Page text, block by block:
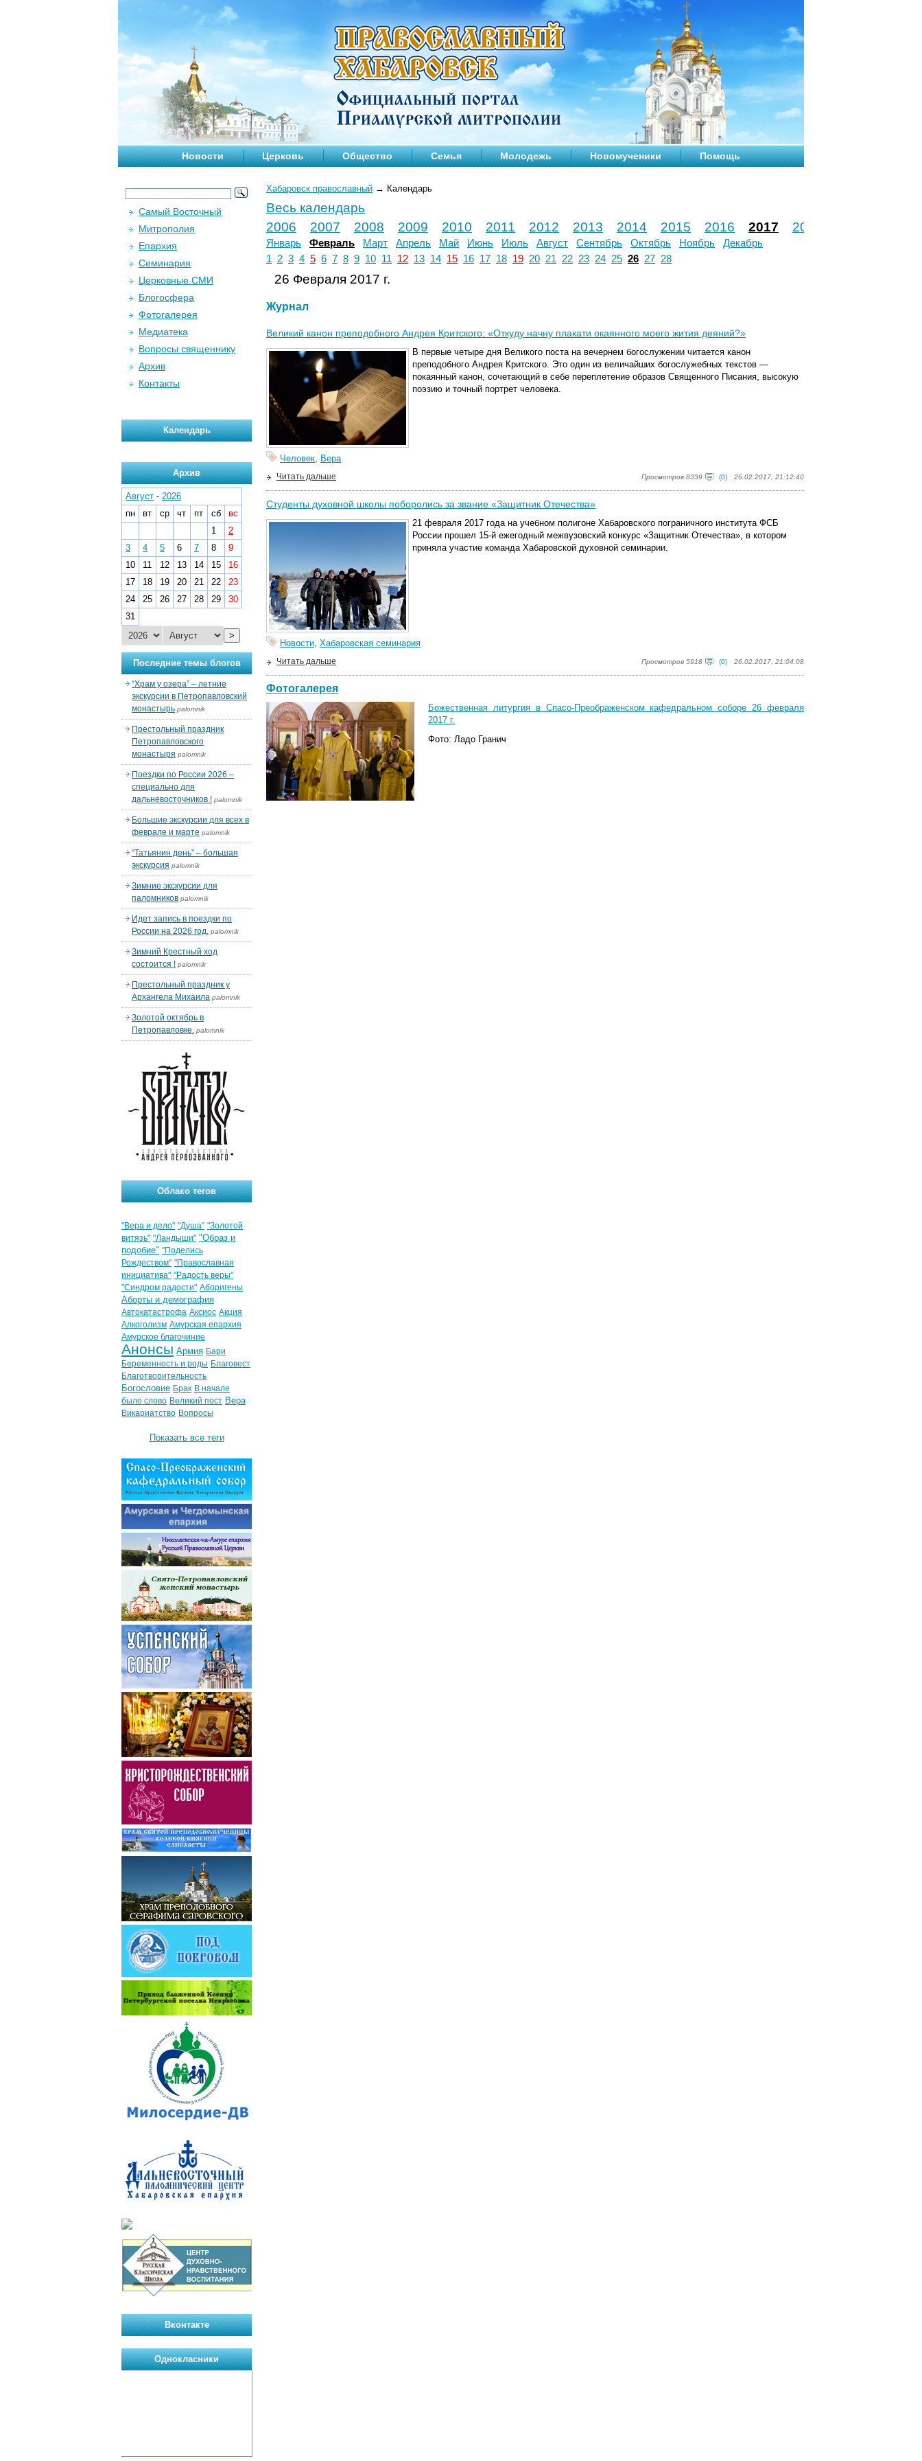
Новости Церковь Общество Семья Молодежь Новомученики Помощь
Хабаровск православный → Календарь
Весь календарь
2006
2007 2008 2009 2010 2011 2012 2013 2014 2015 2016 2017 2018
Январь Февраль Март Апрель Май Июнь Июль Август Сентябрь Октябрь Ноябрь
Декабрь
1
2 3 4 5 6 7 8 9 10 11 12 13 14 15 16 17 18 19 20 21 22 23 24 25 26 27 28
26 Февраля 2017 г.
Журнал
Великий канон преподобного Андрея Критского: «Откуду начну плакати окаянного моего жития деяний?»
В первые четыре дня Великого поста на вечернем богослужении читается канон
преподобного Андрея Критского. Это один из величайших богослужебных текстов —
покаянный канон, сочетающий в себе переплетение образов Священного Писания, высокую
поэзию и точный портрет человека.
Человек, Вера
Просмотров 8339 (0) 26.02.2017, 21:12:40
Читать дальше
Студенты духовной школы поборолись за звание «Защитник Отечества»
21 февраля 2017 года на учебном полигоне Хабаровского пограничного института ФСБ
России прошел 15-й ежегодный межвузовский конкурс «Защитник Отечества», в котором
приняла участие команда Хабаровской духовной семинарии.
Новости, Хабаровская семинария
Просмотров 5918 (0) 26.02.2017, 21:04:08
Читать дальше
Фотогалерея
Божественная литургия в Спасо-Преображенском кафедральном соборе 26 февраля
2017 г.
Фото: Ладо Гранич
Самый Восточный
Митрополия
Епархия
Семинария
Церковные СМИ
Блогосфера
Фотогалерея
Медиатека
Вопросы священнику
Архив
Контакты
Календарь
Архив
Август - 2026
пн
вт ср чт пт сб
вс
1
2
3
4 5 6 7 8
9
10
11 12 13 14 15
16
17
18 19 20 21 22
23
24
25 26 27 28 29
30
31
>
Последние темы блогов
“Храм у озера” – летние
экскурсии в Петропавловский
монастырь palomnik
Престольный праздник
Петропавловского
монастыря palomnik
Поездки по России 2026 –
специально для
дальневосточников ! palomnik
Большие экскурсии для всех в
феврале и марте palomnik
“Татьянин день” – большая
экскурсия palomnik
Зимние экскурсии для
паломников palomnik
Идет запись в поездки по
России на 2026 год. palomnik
Зимний Крестный ход
состоится ! palomnik
Престольный праздник у
Архангела Михаила palomnik
Золотой октябрь в
Петропавловке. palomnik
Облако тегов
"Вера и дело" "Душа" "Золотой
витязь" "Ландыши" "Образ и
подобие" "Поделись
Рождеством" "Православная
инициатива" "Радость веры"
"Синдром радости" Аборигены
Аборты и демография
Автокатастрофа Аксиос Акция
Алкоголизм Амурская епархия
Амурское благочиние
Анонсы Армия Бари
Беременность и роды Благовест
Благотворительность
Богословие Брак В начале
было слово Великий пост Вера
Викариатство Вопросы
Показать все теги
Вконтакте
Однокласники